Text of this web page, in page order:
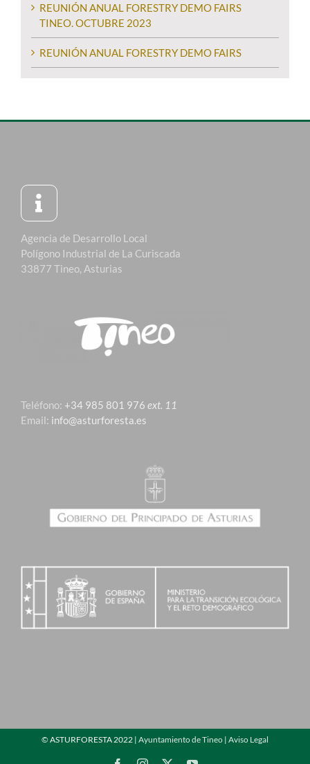
REUNIÓN ANUAL FORESTRY DEMO FAIRS
TINEO. OCTUBRE 2023
REUNIÓN ANUAL FORESTRY DEMO FAIRS
Agencia de Desarrollo Local
Polígono Industrial de La Curiscada
33877 Tineo, Asturias
Teléfono: +34 985 801 976 ext. 11
Email: info@asturforesta.es
© ASTURFORESTA 2022 | Ayuntamiento de Tineo | Aviso Legal